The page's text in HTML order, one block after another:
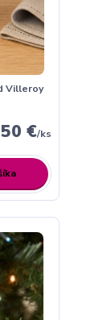
Villeroy
€/ks